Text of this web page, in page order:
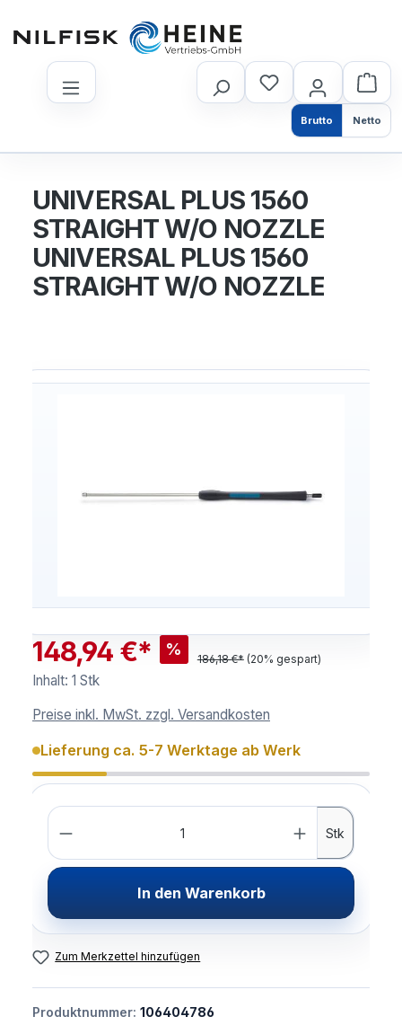
Brutto Netto
UNIVERSAL PLUS 1560
STRAIGHT W/O NOZZLE
UNIVERSAL PLUS 1560
STRAIGHT W/O NOZZLE
148,94 €* %
186,18 €* (20% gespart)
Inhalt: 1 Stk
Preise inkl. MwSt. zzgl. Versandkosten
Lieferung ca. 5-7 Werktage ab Werk
Anzahl
Stk
In den Warenkorb
Zum Merkzettel hinzufügen
Produktnummer: 106404786